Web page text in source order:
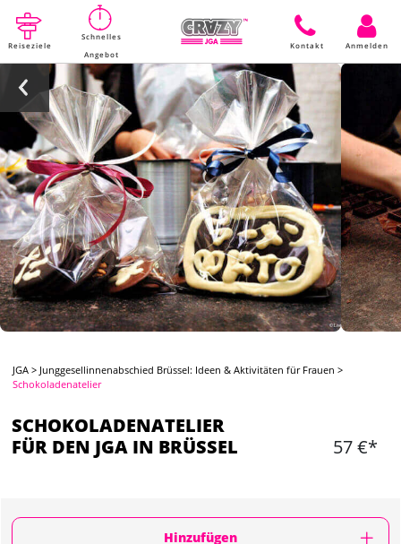
Reiseziele
Schnelles
Angebot
Kontakt Anmelden
JGA > Junggesellinnenabschied Brüssel: Ideen & Aktivitäten für Frauen >
Schokoladenatelier
SCHOKOLADENATELIER
FÜR DEN JGA IN BRÜSSEL
57 €*
Hinzufügen